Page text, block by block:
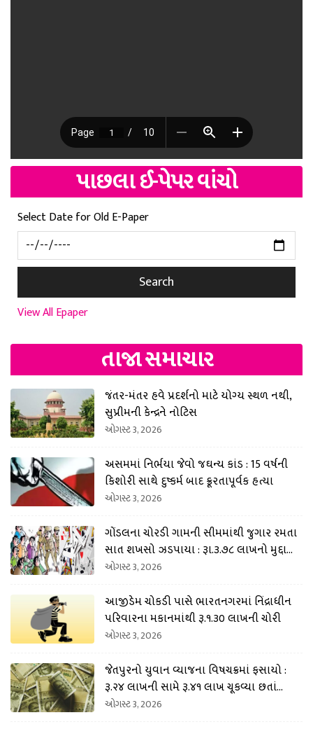
પાછલા ઈ-પેપર વાંચો
Select Date for Old E-Paper
Search
View All Epaper
તાજા સમાચાર
જંતર-મંતર હવે પ્રદર્શનો માટે યોગ્ય સ્થળ નથી,
સુપ્રીમની કેન્દ્રને નોટિસ
ઓગસ્ટ 3, 2026
અસમમાં નિર્ભયા જેવો જઘન્ય કાંડ : 15 વર્ષની
કિશોરી સાથે દુષ્કર્મ બાદ ક્રૂરતાપૂર્વક હત્યા
ઓગસ્ટ 3, 2026
ગોંડલના ચોરડી ગામની સીમમાંથી જુગાર રમતા
સાત શખસો ઝડપાયા : રૂા.૩.૭૮ લાખનો મુદ્દામા
લ કબજે
ઓગસ્ટ 3, 2026
આજીડેમ ચોકડી પાસે ભારતનગરમાં નિંદ્રાધીન
પરિવારના મકાનમાંથી રૂ.૧.૩૦ લાખની ચોરી
ઓગસ્ટ 3, 2026
જેતપુરનો યુવાન વ્યાજના વિષચક્રમાં ફસાયો :
રૂ.૨૪ લાખની સામે રૂ.૪૧ લાખ ચૂકવ્યા છતાં
ધમકી અપાતી
ઓગસ્ટ 3, 2026